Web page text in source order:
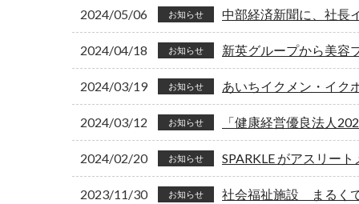
2024/05/06 お知らせ 中部経済新聞に、社長
2024/04/18 お知らせ 新英グループから美容
2024/03/19 お知らせ あいちイクメン・イク
2024/03/12 お知らせ 「健康経営優良法人
2024/02/20 お知らせ SPARKLE がアスリー
2023/11/30 お知らせ 社会福祉施設 まるく